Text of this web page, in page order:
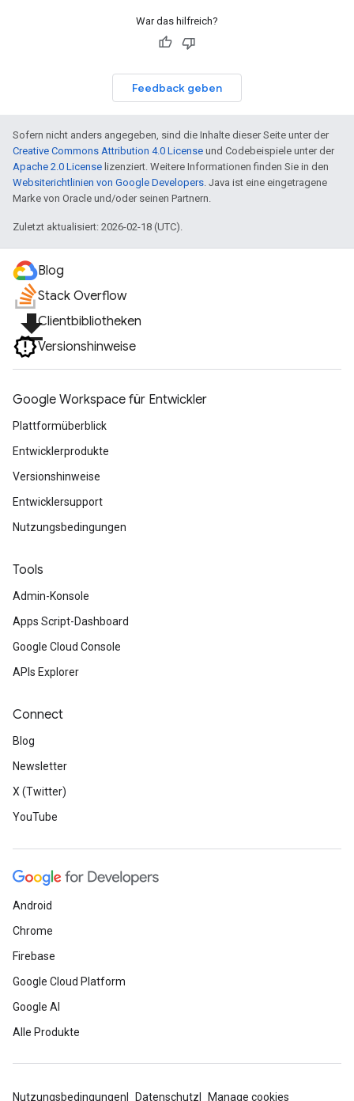
War das hilfreich?
Feedback geben
Sofern nicht anders angegeben, sind die Inhalte dieser Seite unter der
Creative Commons Attribution 4.0 License und Codebeispiele unter der
Apache 2.0 License lizenziert. Weitere Informationen finden Sie in den
Websiterichtlinien von Google Developers. Java ist eine eingetragene
Marke von Oracle und/oder seinen Partnern.
Zuletzt aktualisiert: 2026-02-18 (UTC).
Blog
Stack Overflow
file_downloadClientbibliotheken
Versionshinweise
Google Workspace für Entwickler
Plattformüberblick
Entwicklerprodukte
Versionshinweise
Entwicklersupport
Nutzungsbedingungen
Tools
Admin-Konsole
Apps Script-Dashboard
Google Cloud Console
APIs Explorer
Connect
Blog
Newsletter
X (Twitter)
YouTube
Android
Chrome
Firebase
Google Cloud Platform
Google AI
Alle Produkte
Nutzungsbedingungen Datenschutz Manage cookies